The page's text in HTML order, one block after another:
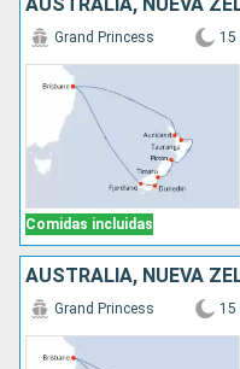
Comidas incluidas
Grand Princess 15
AUSTRALIA, NUEVA
Grand Princess 15